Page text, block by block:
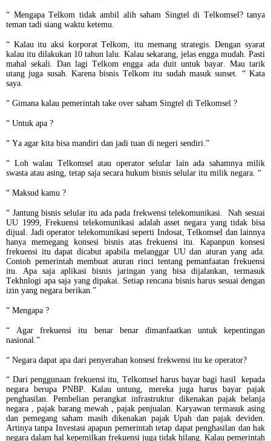
“ Mengapa Telkom tidak ambil alih saham Singtel di Telkomsel? tanya
teman tadi siang waktu ketemu.
“ Kalau itu aksi korporat Telkom, itu memang strategis. Dengan syarat
kalau itu dilakukan 10 tahun lalu. Kalau sekarang, jelas engga mudah. Pasti
mahal sekali. Dan lagi Telkom engga ada duit untuk bayar. Mau tarik
utang juga susah. Karena bisnis Telkom itu sudah masuk sunset. “ Kata
saya.
“ Gimana kalau pemerintah take over saham Singtel di Telkomsel ?
“ Untuk apa ?
“ Ya agar kita bisa mandiri dan jadi tuan di negeri sendiri.”
“ Loh walau Telkomsel atau operator selular lain ada sahamnya milik
swasta atau asing, tetap saja secara hukum bisnis selular itu milik negara. “
“ Maksud kamu ?
“ Jantung bisnis selular itu ada pada frekwensi telekomunikasi. Nah sesuai
UU 1999, Frekuensi telekomunikasi adalah asset negara yang tidak bisa
dijual. Jadi operator telekomunikasi seperti Indosat, Telkomsel dan lainnya
hanya memegang konsesi bisnis atas frekuensi itu. Kapanpun konsesi
frekuensi itu dapat dicabut apabila melanggar UU dan aturan yang ada.
Contoh pemerintah membuat aturan rinci tentang pemanfaatan frekuensi
itu. Apa saja aplikasi bisnis jaringan yang bisa dijalankan, termasuk
Tekhnlogi apa saja yang dipakai. Setiap rencana bisnis harus sesuai dengan
izin yang negara berikan.”
“ Mengapa ?
“ Agar frekuensi itu benar benar dimanfaatkan untuk kepentingan
nasional.”
“ Negara dapat apa dari penyerahan konsesi frekwensi itu ke operator?
“ Dari penggunaan frekuensi itu, Telkomsel harus bayar bagi hasil kepada
negara berupa PNBP. Kalau untung, mereka juga harus bayar pajak
penghasilan. Pembelian perangkat infrastruktur dikenakan pajak belanja
negara , pajak barang mewah , pajak penjualan. Karyawan termasuk asing
dan pemegang saham masih dikenakan pajak Upah dan pajak deviden.
Artinya tanpa Investasi apapun pemerintah tetap dapat penghasilan dan hak
negara dalam hal kepemilkan frekuensi juga tidak hilang. Kalau pemerintah